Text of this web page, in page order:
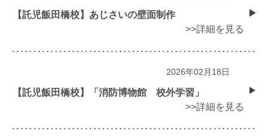
【託児飯田橋校】あじさいの壁面制作
>>詳細を見る
2026年02月18日
【託児飯田橋校】「消防博物館 校外学習」
>>詳細を見る